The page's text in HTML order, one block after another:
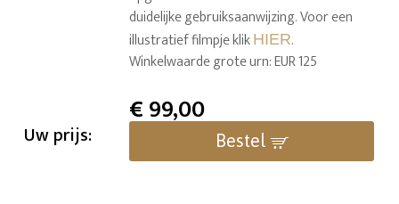
duidelijke gebruiksaanwijzing. Voor een
illustratief filmpje klik HIER.
Winkelwaarde grote urn: EUR 125
Uw prijs:
€99,00
Bestel